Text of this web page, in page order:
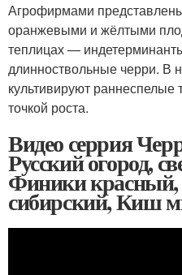
Агрофирмами
оранжевыми и жёлтыми
теплицах —
длинноствольные черри. В
культивируют раннеспелые
точкой роста.
Видео серрия
Русский огород,
Финики
сибирский, Киш